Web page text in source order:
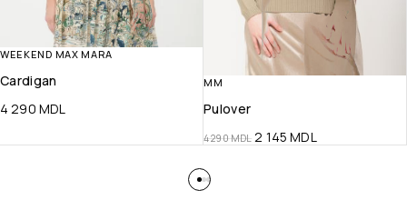
WEEKEND MAX MARA
Cardigan
4 290 MDL
MM
Pulover
4 290MDL 2 145MDL